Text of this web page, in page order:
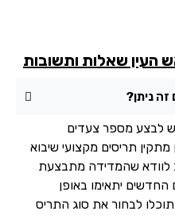
שאלות ותשובות
מספר צעדים
תריסים מקצועי שיבוא
שהמדידה מתבצעת
יתאימו באופן
לבחור את סוג התריס